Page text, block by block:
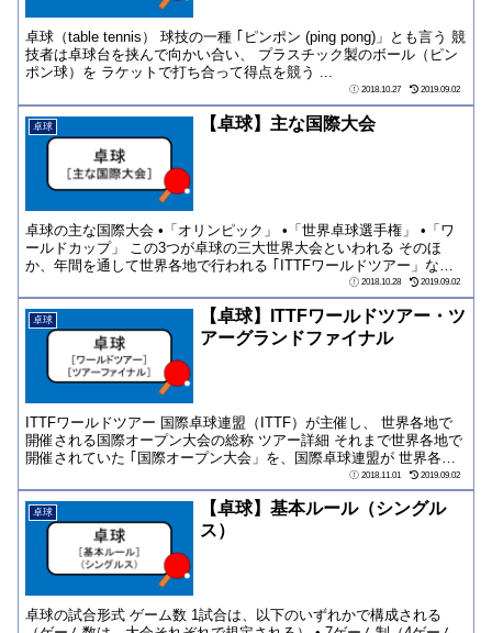
卓球（table tennis） 球技の一種 ｢ピンポン (ping pong)」とも言う 競
技者は卓球台を挟んで向かい合い、 プラスチック製のボール（ピン
ポン球）を ラケットで打ち合って得点を競う ...
2018.10.27 2019.09.02
卓球 【卓球】主な国際大会
卓球の主な国際大会 •「オリンピック」 •「世界卓球選手権」 •「ワ
ールドカップ」 この3つが卓球の三大世界大会といわれる そのほ
か、年間を通して世界各地で行われる ｢ITTFワールドツアー」など
2018.10.28 2019.09.02
卓球
【卓球】ITTFワールドツアー・ツ
アーグランドファイナル
ITTFワールドツアー 国際卓球連盟（ITTF）が主催し、 世界各地で
開催される国際オープン大会の総称 ツアー詳細 それまで世界各地で
開催されていた ｢国際オープン大会」を、国際卓球連盟が 世界各地
2018.11.01 2019.09.02
卓球
【卓球】基本ルール（シングル
ス）
卓球の試合形式 ゲーム数 1試合は、以下のいずれかで構成される